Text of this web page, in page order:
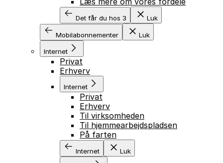
Det får du hos 3 Luk
Mobilabonnementer Luk
Internet
Privat
Erhverv
Internet
Privat
Erhverv
Til virksomheden
Til hjemmearbejdspladsen
På farten
Internet Luk